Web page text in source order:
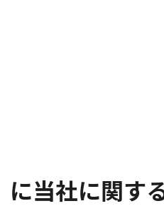
当社に関す